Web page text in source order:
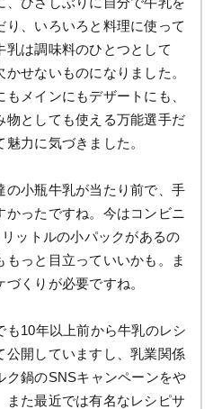
り、いろいろと料理に使って
乳は調味料のひとつとして
かせないものになりました。
もメインにもデザートにも、
物としても使える万能選手だ
魅力に気づきました。
の小瓶牛乳が当たり前で、手
かったですね。今はコンビニ
ットルの小パックがあるの
もっと目立っていいかも。ま
くりが必要ですね。
も10年以上前から牛乳のレシ
公開していますし、乳業関係
ク鍋のSNSキャンペーンをや
また最近では有名なレシピサ